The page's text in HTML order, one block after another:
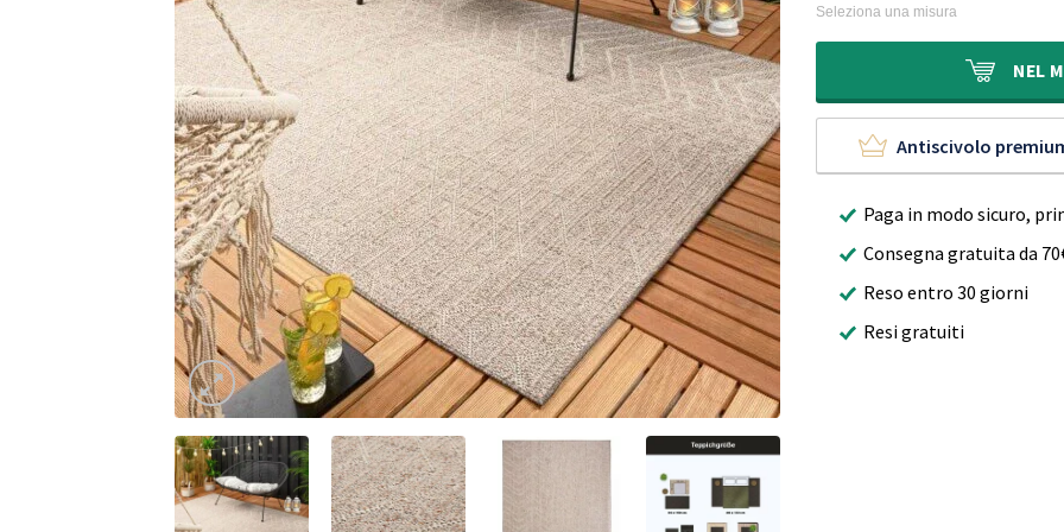
era:
70,00€.
è:
39,95€.
Seleziona una misura
NEL
Antiscivolo
Paga in modo sicuro,
Consegna gratuita da
Reso entro 30 giorni
Resi gratuiti